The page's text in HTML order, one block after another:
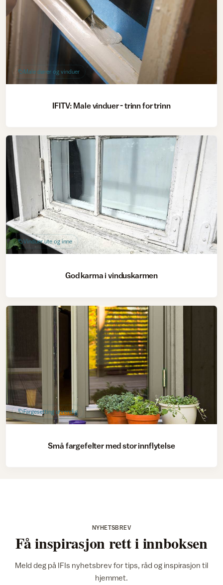
Male dører og vinduer
IFITV: Male vinduer - trinn for trinn
Vinduer ute og inne
God karma i vinduskarmen
Fargesetting utvendig
Små fargefelter med stor innflytelse
NYHETSBREV
Få inspirasjon rett i innboksen
Meld deg på IFIs nyhetsbrev for tips, råd og inspirasjon til
hjemmet.